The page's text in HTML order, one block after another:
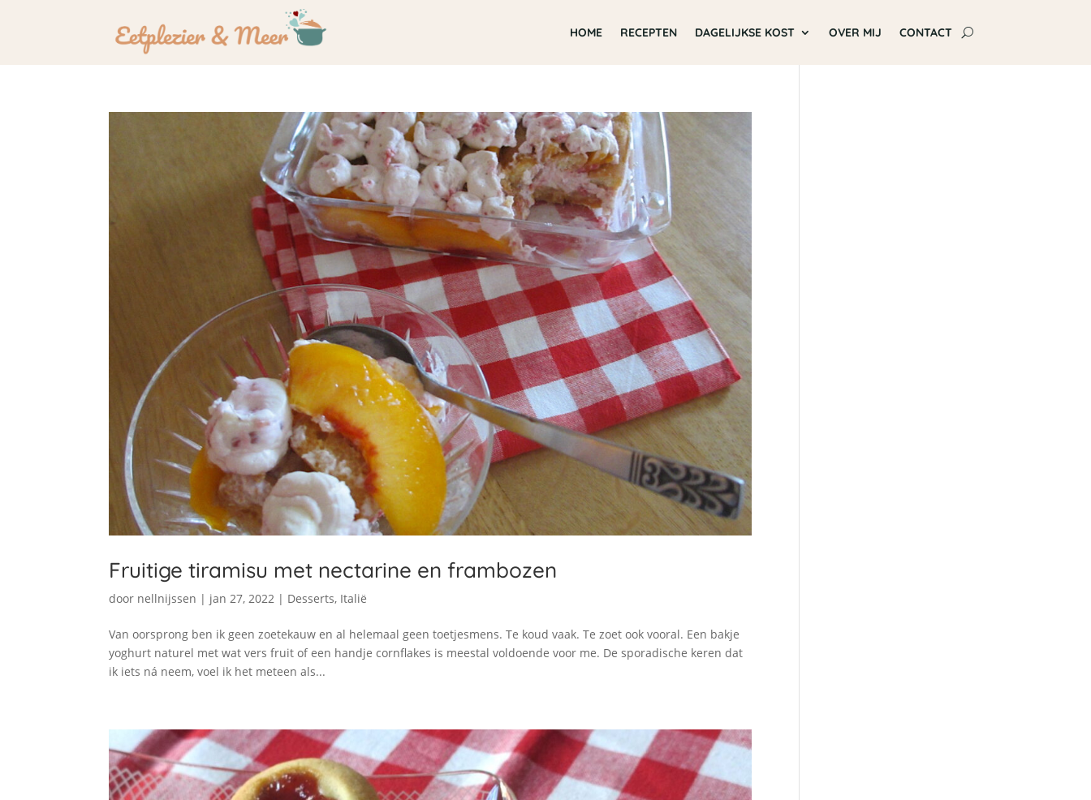
HOME RECEPTEN DAGELIJKSE KOST OVER MIJ CONTACT
Fruitige tiramisu met nectarine en frambozen
door nellnijssen | jan 27, 2022 | Desserts, Italië
Van oorsprong ben ik geen zoetekauw en al helemaal geen toetjesmens. Te koud vaak. Te zoet ook vooral. Een bakje
yoghurt naturel met wat vers fruit of een handje cornflakes is meestal voldoende voor me. De sporadische keren dat
ik iets ná neem, voel ik het meteen als...